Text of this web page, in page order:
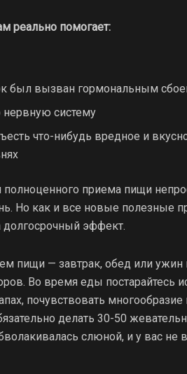
реально помогает:
был вызван гормональным
нервную систему
что-нибудь вредное и
полноценного приема пищи
Но как и все новые полезные
долгосрочный эффект.
пищи — завтрак, обед или
Во время еды постарайтесь
почувствовать
делать 30-50
слюной, и у вас не